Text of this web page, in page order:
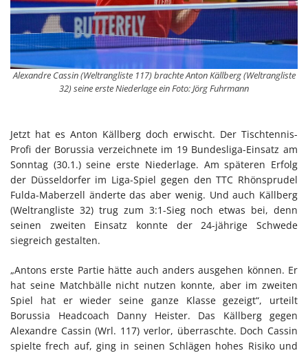
Alexandre Cassin (Weltrangliste 117) brachte Anton Källberg (Weltrangliste
32) seine erste Niederlage ein Foto: Jörg Fuhrmann
Jetzt hat es Anton Källberg doch erwischt. Der Tischtennis-
Profi der Borussia verzeichnete im 19 Bundesliga-Einsatz am
Sonntag (30.1.) seine erste Niederlage. Am späteren Erfolg
der Düsseldorfer im Liga-Spiel gegen den TTC Rhönsprudel
Fulda-Maberzell änderte das aber wenig. Und auch Källberg
(Weltrangliste 32) trug zum 3:1-Sieg noch etwas bei, denn
seinen zweiten Einsatz konnte der 24-jährige Schwede
siegreich gestalten.
„Antons erste Partie hätte auch anders ausgehen können. Er
hat seine Matchbälle nicht nutzen konnte, aber im zweiten
Spiel hat er wieder seine ganze Klasse gezeigt“, urteilt
Borussia Headcoach Danny Heister. Das Källberg gegen
Alexandre Cassin (Wrl. 117) verlor, überraschte. Doch Cassin
spielte frech auf, ging in seinen Schlägen hohes Risiko und